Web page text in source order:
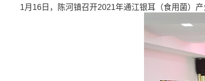
1月16日，陈河镇召开2021年通江银耳（食用菌）